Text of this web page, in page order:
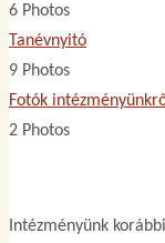
6 Photos
Tanévnyitó
9 Photos
Fotók
2 Photos
Intézményünk